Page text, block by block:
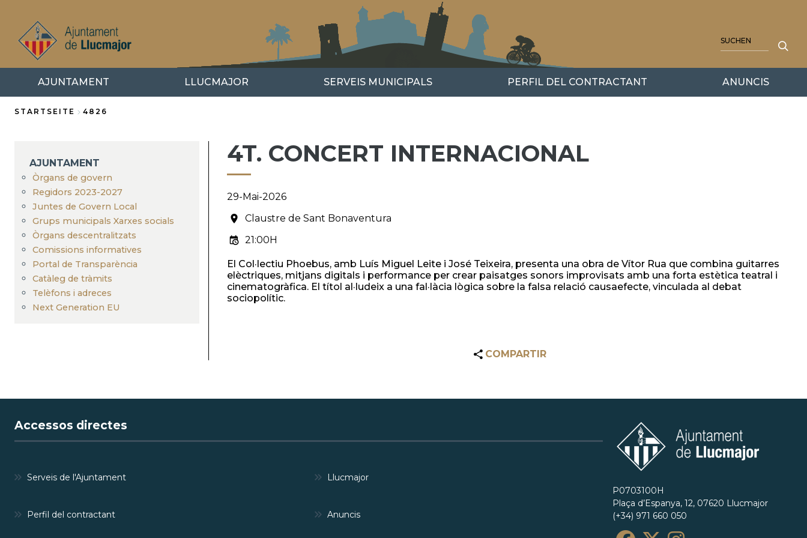
Inhalt
AJUNTAMENT LLUCMAJOR SERVEIS MUNICIPALS PERFIL DEL CONTRACTANT ANUNCIS
STARTSEITE 4826
AJUNTAMENT
Òrgans de govern
Regidors 2023-2027
Juntes de Govern Local
Grups municipals Xarxes socials
Òrgans descentralitzats
Comissions informatives
Portal de Transparència
Catàleg de tràmits
Telèfons i adreces
Next Generation EU
4T. CONCERT INTERNACIONAL
29-Mai-2026
Claustre de Sant Bonaventura
21:00H
El Col·lectiu Phoebus, amb Luís Miguel Leite i José Teixeira, presenta una obra de Vítor Rua que combina guitarres
elèctriques, mitjans digitals i performance per crear paisatges sonors improvisats amb una forta estètica teatral i
cinematogràfica. El títol al·ludeix a una fal·làcia lògica sobre la falsa relació causaefecte, vinculada al debat
sociopolític.
COMPARTIR
Accessos directes
Serveis de l'Ajuntament Llucmajor
Perfil del contractant Anuncis
P0703100H
Plaça d’Espanya, 12, 07620 Llucmajor
(+34) 971 660 050